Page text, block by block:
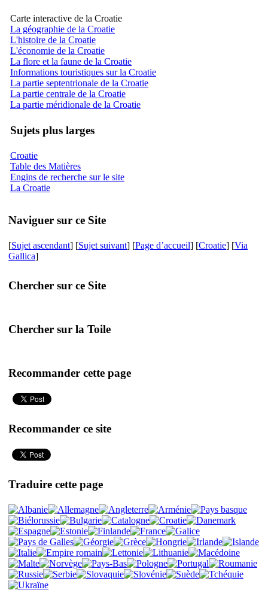
Carte interactive de la Croatie
La géographie de la Croatie
L'histoire de la Croatie
L'économie de la Croatie
La flore et la faune de la Croatie
Informations touristiques sur la Croatie
La partie septentrionale de la Croatie
La partie centrale de la Croatie
La partie méridionale de la Croatie
Sujets plus larges
Croatie
Table des Matières
Engins de recherche sur le site
La Croatie
Naviguer sur ce Site
[Sujet ascendant] [Sujet suivant] [Page d’accueil] [Croatie] [Via
Gallica]
Chercher sur ce Site
Chercher sur la Toile
Recommander cette page
Recommander ce site
Traduire cette page